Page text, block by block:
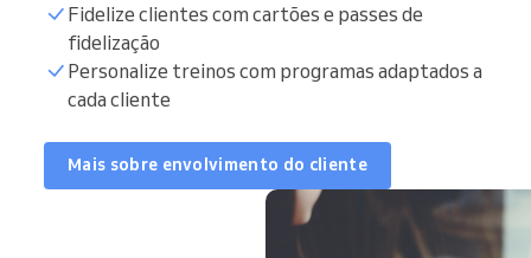
Fidelize clientes com cartões e passes de
fidelização
Personalize treinos com programas adaptados a
cada cliente
Mais sobre envolvimento do cliente